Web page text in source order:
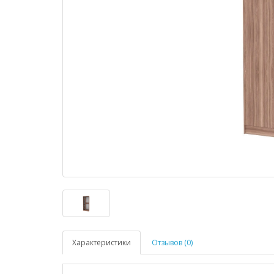
Характеристики Отзывов (0)